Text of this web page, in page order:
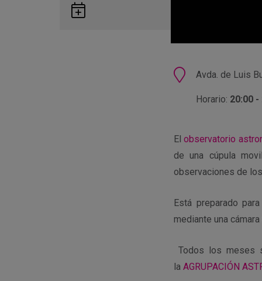
Guardar
en
Ubicación
Avda. de Luis
Horario: 20:00 -
Elobservatorio
de una cúpula
observaciones de
Está preparado
mediante una
Todos los meses
la AGRUPACIÓN